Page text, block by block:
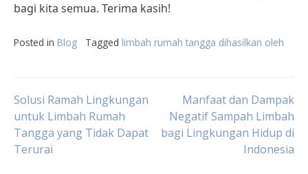
bagi kita semua. Terima kasih!
Posted in Blog Tagged limbah rumah tangga dihasilkan oleh
Post
navigation
Solusi Ramah Lingkungan
untuk Limbah Rumah
Tangga yang Tidak Dapat
Terurai
Manfaat dan Dampak
Negatif Sampah Limbah
bagi Lingkungan Hidup di
Indonesia